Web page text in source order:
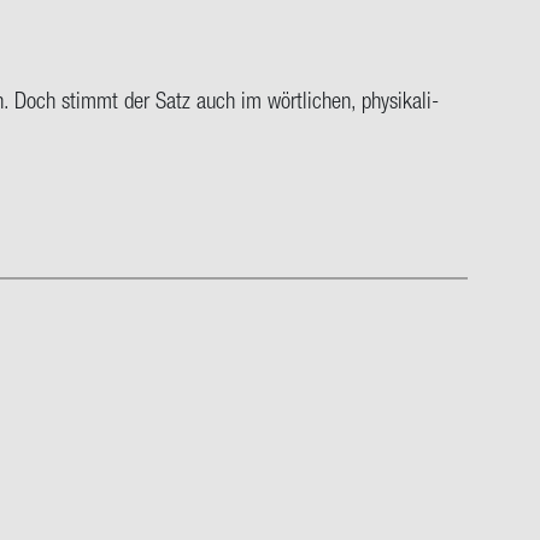
Doch stimmt der Satz auch im wört­li­chen, phy­si­ka­li­